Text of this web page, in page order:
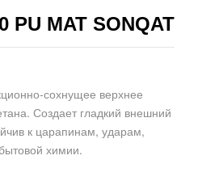
PU MAT SONQAT
сохнущее верхнее
Создает гладкий внешний
к царапинам, ударам,
химии.